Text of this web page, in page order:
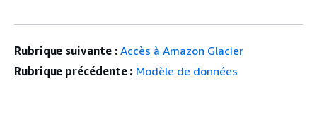
Rubrique suivante : Accès à Amazon Glacier
Rubrique précédente : Modèle de données